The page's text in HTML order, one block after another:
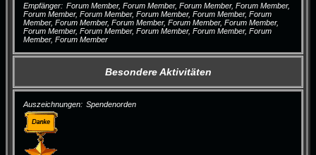
Empfänger
Forum Member, Forum Member, Forum Member, Forum Member,
Forum Member, Forum Member, Forum Member, Forum Member, Forum
Member, Forum Member, Forum Member, Forum Member, Forum Member,
Forum Member, Forum Member, Forum Member, Forum Member, Forum
Member, Forum Member
Besondere Aktivitäten
Auszeichnungen Spendenorden